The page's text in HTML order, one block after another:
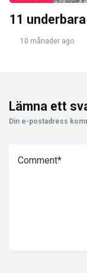
11
10 månader ago
Lämna ett
Din e-postadress